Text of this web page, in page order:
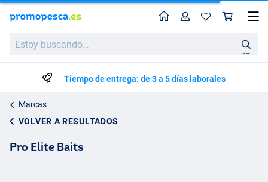
buscando…
en
Perfil
Tiempo de entrega: de 3 a 5 días laborales
Marcas
VOLVER A RESULTADOS
Pro Elite Baits